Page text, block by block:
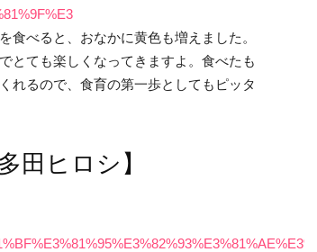
食べると、おなかに黄色も増えました。
とても楽しくなってきますよ。食べたも
れるので、食育の第一歩としてもピッタ
田ヒロシ】